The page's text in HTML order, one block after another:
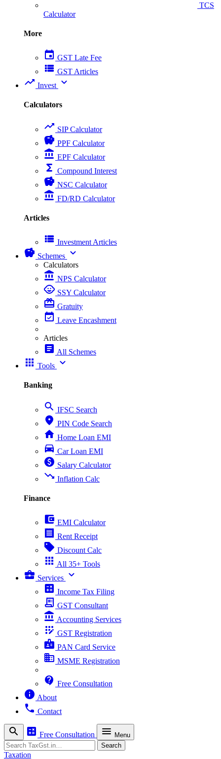
TCS
Calculator
More
event GST Late Fee
view_list GST Articles
trending_up Invest expand_more
Calculators
trending_up SIP Calculator
savings PPF Calculator
account_balance EPF Calculator
functions Compound Interest
savings NSC Calculator
account_balance FD/RD Calculator
Articles
view_list Investment Articles
savings Schemes expand_more
Calculators
account_balance NPS Calculator
child_care SSY Calculator
card_giftcard Gratuity
event_available Leave Encashment
Articles
article All Schemes
apps Tools expand_more
Banking
search IFSC Search
place PIN Code Search
home Home Loan EMI
directions_car Car Loan EMI
paid Salary Calculator
trending_down Inflation Calc
Finance
account_balance_wallet EMI Calculator
receipt Rent Receipt
sell Discount Calc
apps All 35+ Tools
business_center Services expand_more
calculate Income Tax Filing
receipt_long GST Consultant
account_balance Accounting Services
app_registration GST Registration
badge PAN Card Service
business MSME Registration
contact_support Free Consultation
info About
phone Contact
search calculate Free Consultation menu Menu
Search Search
Taxation